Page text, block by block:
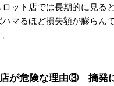
ット店では長期的に見る
マるほど損失額が膨らん
が危険な理由③ 摘発